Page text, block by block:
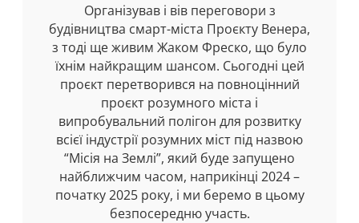
Організував і вів переговори з
будівництва смарт-міста Проєкту Венера,
з тоді ще живим Жаком Фреско, що було
їхнім найкращим шансом. Сьогодні цей
проєкт перетворився на повноцінний
проєкт розумного міста і
випробувальний полігон для розвитку
всієї індустрії розумних міст під назвою
“Місія на Землі”, який буде запущено
найближчим часом, наприкінці 2024 –
початку 2025 року, і ми беремо в цьому
безпосередню участь.